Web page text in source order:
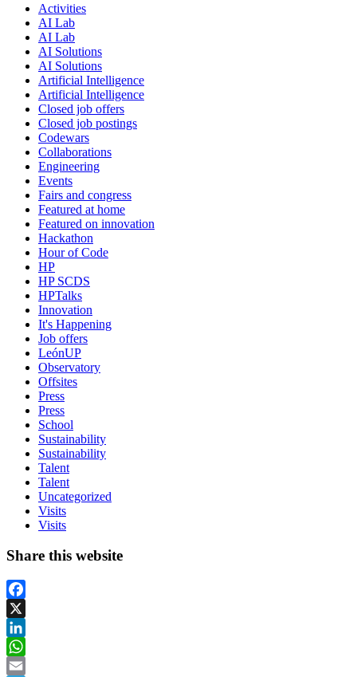
Activities
AI Lab
AI Lab
AI Solutions
AI Solutions
Artificial Intelligence
Artificial Intelligence
Closed job offers
Closed job postings
Codewars
Collaborations
Engineering
Events
Fairs and congress
Featured at home
Featured on innovation
Hackathon
Hour of Code
HP
HP SCDS
HPTalks
Innovation
It's Happening
Job offers
LeónUP
Observatory
Offsites
Press
Press
School
Sustainability
Sustainability
Talent
Talent
Uncategorized
Visits
Visits
Share this website
Facebook
X
LinkedIn
WhatsApp